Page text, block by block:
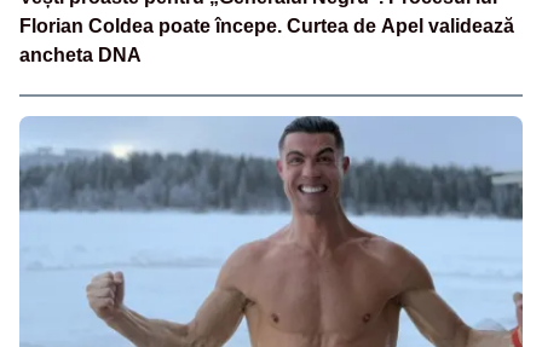
Florian Coldea poate începe. Curtea de Apel validează
ancheta DNA